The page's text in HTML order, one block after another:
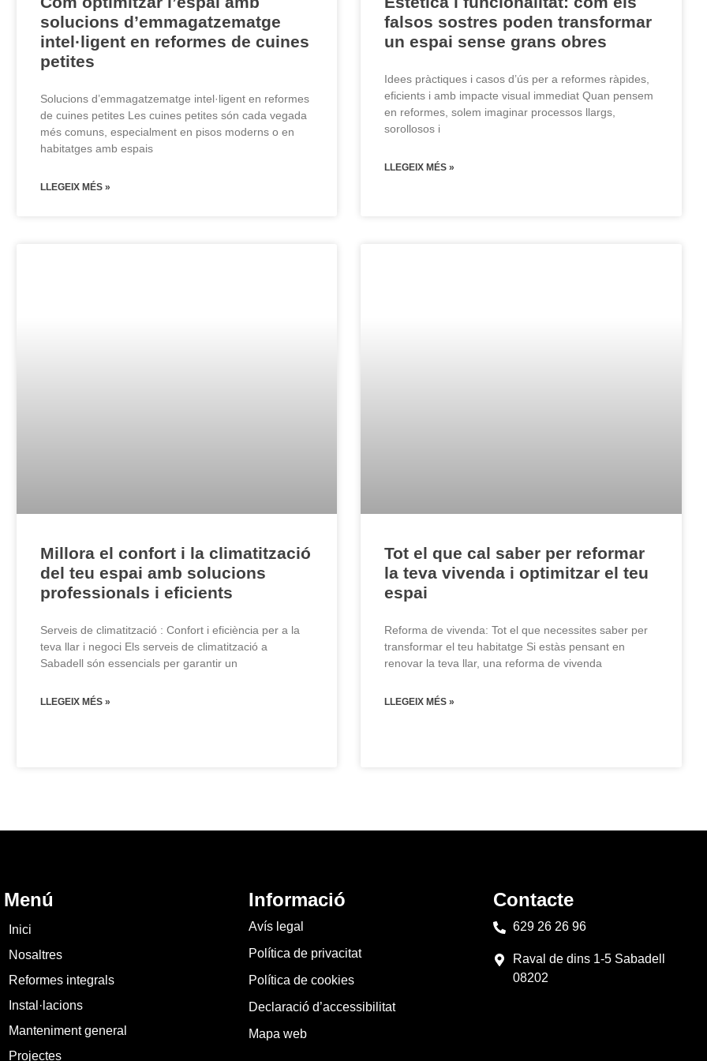
solucions d’emmagatzematge
intel·ligent en reformes de cuines
petites
Solucions d’emmagatzematge intel·ligent en reformes
de cuines petites Les cuines petites són cada vegada
més comuns, especialment en pisos moderns o en
habitatges amb espais
LLEGEIX MÉS »
falsos sostres poden transformar
un espai sense grans obres
Idees pràctiques i casos d’ús per a reformes ràpides,
eficients i amb impacte visual immediat Quan pensem
en reformes, solem imaginar processos llargs,
sorollosos i
LLEGEIX MÉS »
Millora el confort i la climatització
del teu espai amb solucions
professionals i eficients
Serveis de climatització : Confort i eficiència per a la
teva llar i negoci Els serveis de climatització a
Sabadell són essencials per garantir un
LLEGEIX MÉS »
Tot el que cal saber per reformar
la teva vivenda i optimitzar el teu
espai
Reforma de vivenda: Tot el que necessites saber per
transformar el teu habitatge Si estàs pensant en
renovar la teva llar, una reforma de vivenda
LLEGEIX MÉS »
Menú
Inici
Nosaltres
Reformes integrals
Instal·lacions
Manteniment general
Projectes
Informació
Avís legal
Política de privacitat
Política de cookies
Declaració d’accessibilitat
Mapa web
Contacte
629 26 26 96
Raval de dins 1-5 Sabadell
08202